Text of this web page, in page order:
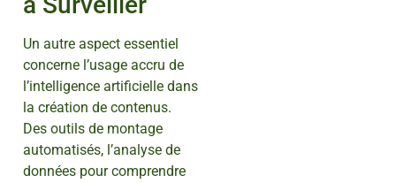
Un autre aspect essentiel
concerne l’usage accru de
l’intelligence artificielle dans
la création de contenus.
Des outils de montage
automatisés, l’analyse de
données pour comprendre